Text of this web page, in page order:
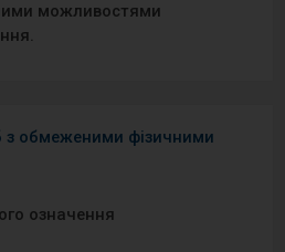
можливостями
з обмеженими фізичними
означення